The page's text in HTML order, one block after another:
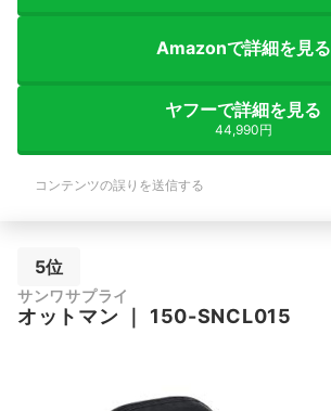
Amazonで詳細を見る
ヤフーで詳細を見る
44,990円
コンテンツの誤りを送信する
5位
サンワサプライ
オットマン ｜ 150-SNCL015